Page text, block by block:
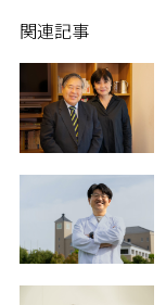
関連記事